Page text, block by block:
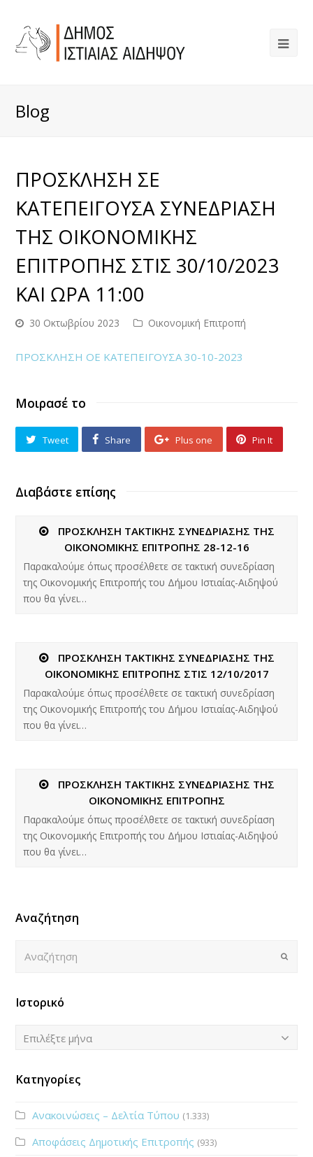
Blog
ΠΡΟΣΚΛΗΣΗ ΣΕ
ΚΑΤΕΠΕΙΓΟΥΣΑ ΣΥΝΕΔΡΙΑΣΗ
ΤΗΣ ΟΙΚΟΝΟΜΙΚΗΣ
ΕΠΙΤΡΟΠΗΣ ΣΤΙΣ 30/10/2023
ΚΑΙ ΩΡΑ 11:00
30 Οκτωβρίου 2023 Οικονομική Επιτροπή
ΠΡΟΣΚΛΗΣΗ ΟΕ ΚΑΤΕΠΕΙΓΟΥΣΑ 30-10-2023
Μοιρασέ το
Tweet Share Plus one Pin It
Διαβάστε επίσης
ΠΡΟΣΚΛΗΣΗ ΤΑΚΤΙΚΗΣ ΣΥΝΕΔΡΙΑΣΗΣ ΤΗΣ
ΟΙΚΟΝΟΜΙΚΗΣ ΕΠΙΤΡΟΠΗΣ 28-12-16
Παρακαλούμε όπως προσέλθετε σε τακτική συνεδρίαση
της Οικονομικής Επιτροπής του Δήμου Ιστιαίας-Αιδηψού
που θα γίνει…
ΠΡΟΣΚΛΗΣΗ ΤΑΚΤΙΚΗΣ ΣΥΝΕΔΡΙΑΣΗΣ ΤΗΣ
ΟΙΚΟΝΟΜΙΚΗΣ ΕΠΙΤΡΟΠΗΣ ΣΤΙΣ 12/10/2017
Παρακαλούμε όπως προσέλθετε σε τακτική συνεδρίαση
της Οικονομικής Επιτροπής του Δήμου Ιστιαίας-Αιδηψού
που θα γίνει…
ΠΡΟΣΚΛΗΣΗ ΤΑΚΤΙΚΗΣ ΣΥΝΕΔΡΙΑΣΗΣ ΤΗΣ
ΟΙΚΟΝΟΜΙΚΗΣ ΕΠΙΤΡΟΠΗΣ
Παρακαλούμε όπως προσέλθετε σε τακτική συνεδρίαση
της Οικονομικής Επιτροπής του Δήμου Ιστιαίας-Αιδηψού
που θα γίνει…
Αναζήτηση
Submit
Ιστορικό
Ιστορικό
Επιλέξτε μήνα
Κατηγορίες
Ανακοινώσεις – Δελτία Τύπου (1.333)
Αποφάσεις Δημοτικής Επιτροπής (933)